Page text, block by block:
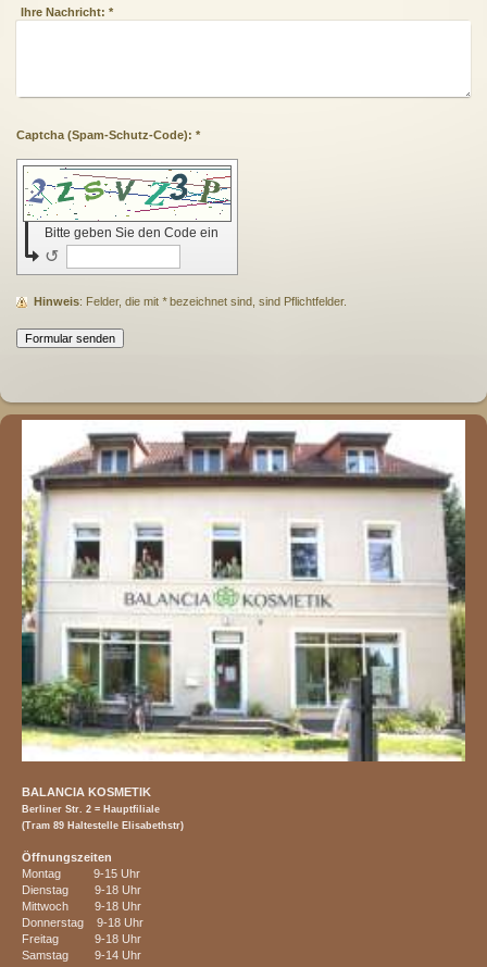
Ihre Nachricht: *
Captcha (Spam-Schutz-Code): *
Bitte geben Sie den Code ein
↺
Hinweis : Felder, die mit *bezeichnet sind, sind Pflichtfelder.
BALANCIA KOSMETIK
Berliner Str. 2 = Hauptfiliale
(Tram 89 Haltestelle Elisabethstr)
Öffnungszeiten
Montag 9-15 Uhr
Dienstag 9-18 Uhr
Mittwoch 9-18 Uhr
Donnerstag 9-18 Uhr
Freitag 9-18 Uhr
Samstag 9-14 Uhr